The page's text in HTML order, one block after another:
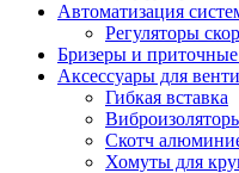
Автоматизация
Регуляторы
Бризеры и
Аксессуары для
Гибкая вставка
Скотч
Хомуты для